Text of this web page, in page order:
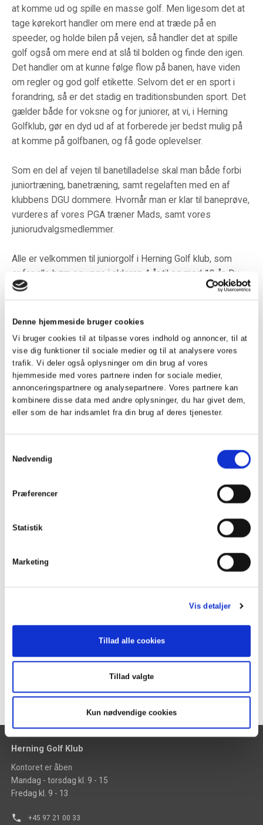
Denne hjemmeside bruger cookies
Vi bruger cookies til at tilpasse vores indhold og annoncer, til at
vise dig funktioner til sociale medier og til at analysere vores
trafik. Vi deler også oplysninger om din brug af vores
hjemmeside med vores partnere inden for sociale medier,
annonceringspartnere og analysepartnere. Vores partnere kan
kombinere disse data med andre oplysninger, du har givet dem,
eller som de har indsamlet fra din brug af deres tjenester.
Nødvendig
Præferencer
Statistik
Marketing
Vis detaljer
Tillad alle cookies
Tillad valgte
Kun nødvendige cookies
at komme ud og spille en masse golf. Men ligesom det at
tage kørekort handler om mere end at træde på en
speeder, og holde bilen på vejen, så handler det at spille
golf også om mere end at slå til bolden og finde den igen.
Det handler om at kunne følge flow på banen, have viden
om regler og god golf etikette. Selvom det er en sport i
forandring, så er det stadig en traditionsbunden sport. Det
gælder både for voksne og for juniorer, at vi, i Herning
Golfklub, gør en dyd ud af at forberede jer bedst mulig på
at komme på golfbanen, og få gode oplevelser.
Som en del af vejen til banetilladelse skal man både forbi
juniortræning, banetræning, samt regelaften med en af
klubbens DGU dommere. Hvornår man er klar til baneprøve,
vurderes af vores PGA træner Mads, samt vores
juniorudvalgsmedlemmer.
Alle er velkommen til juniorgolf i Herning Golf klub, som
er for alle børn og unge i alderen 4 år til og med 18 år. Du
kan læse mere om vores træninger
Har du spørgsmål eller er i tvivl om noget, så tøv ikke med
at kontakte et afudvalgets medlemmer!
Vi glæder os til at møde dig.
Vedtægter
Herning Golf Klub
Kontoret er åben
Mandag - torsdag kl. 9 - 15
Fredag kl. 9 - 13
phone +45 97 21 00 33